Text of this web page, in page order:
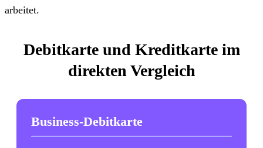
arbeitet.
Debitkarte und Kreditkarte im
direkten Vergleich
Business-Debitkarte